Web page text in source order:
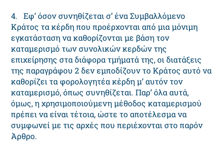
4. Εφ’ όσον συνηθίζεται σ’ ένα Συμβαλλόμενο
Κράτος τα κέρδη που προέρχονται από μια μόνιμη
εγκατάσταση να καθορίζονται με βάση τον
καταμερισμό των συνολικών κερδών της
επιχείρησης στα διάφορα τμήματά της, οι διατάξεις
της παραγράφου 2 δεν εμποδίζουν το Κράτος αυτό να
καθορίζει τα φορολογητέα κέρδη μ’ αυτόν τον
καταμερισμό, όπως συνηθίζεται. Παρ’ όλα αυτά,
όμως, η χρησιμοποιούμενη μέθοδος καταμερισμού
πρέπει να είναι τέτοια, ώστε το αποτέλεσμα να
συμφωνεί με τις αρχές που περιέχονται στο παρόν
Άρθρο.